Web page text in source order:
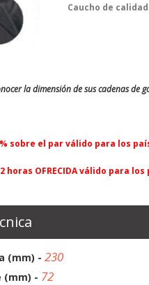
Caucho de
la dimensión de sus cadenas de
sobre el par válido para los
horas OFRECIDA válido para los
(mm) - 230
(mm) - 72